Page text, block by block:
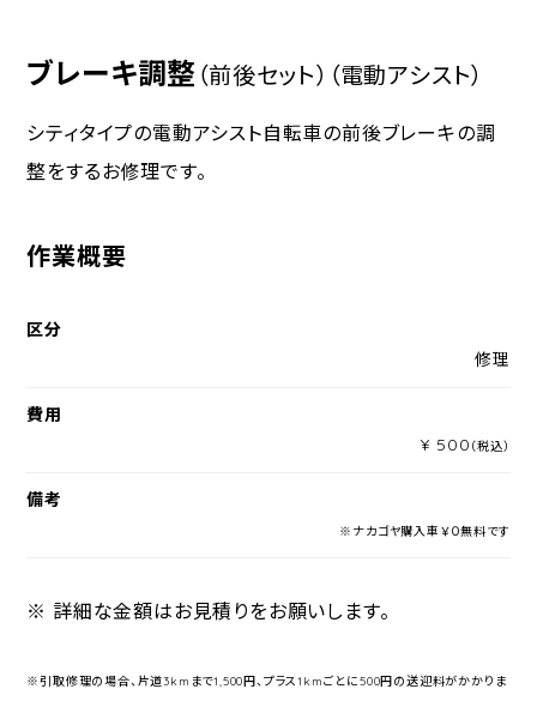
ブレーキ調整 （前後セット） （電動アシスト）
シティタイプの電動アシスト自転車の前後ブレーキの調
整をするお修理です。
作業概要
区分
修理
費用
¥ 500 （税込）
備考
※ナカゴヤ購入車￥０無料です
※ 詳細な金額はお見積りをお願いします。
※引取修理の場合、片道3kmまで1,500円、プラス1kmごとに500円の送迎料がかかりま